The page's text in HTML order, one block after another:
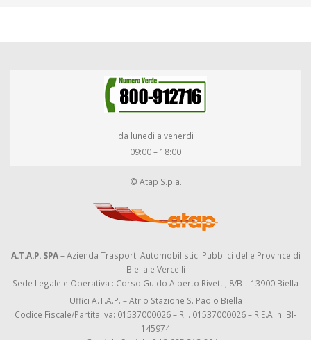
da lunedì a venerdì
09:00 – 18:00
© Atap S.p.a.
A.T.A.P. SPA– Azienda Trasporti Automobilistici Pubblici delle Province di
Biella e Vercelli
Sede Legale e Operativa : Corso Guido Alberto Rivetti, 8/B – 13900 Biella
Uffici A.T.A.P. – Atrio Stazione S. Paolo Biella
Codice Fiscale/Partita Iva: 01537000026 – R.I. 01537000026 – R.E.A. n. BI-
145974